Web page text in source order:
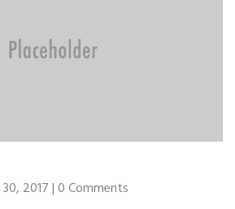
2017 | 0 Comments